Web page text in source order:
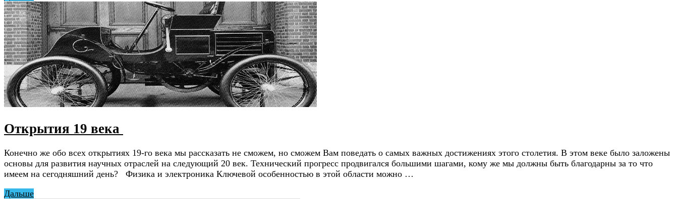
Открытия 19 века
Конечно же обо всех открытиях 19-го века мы рассказать не сможем, но сможем Вам поведать о самых важных достижениях этого столетия. В этом веке было заложены
основы для развития научных отраслей на следующий 20 век. Технический прогресс продвигался большими шагами, кому же мы должны быть благодарны за то что
имеем на сегодняшний день? Физика и электроника Ключевой особенностью в этой области можно …
Дальше